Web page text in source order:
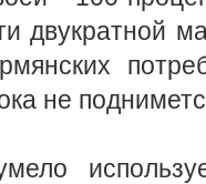
двукратной
не